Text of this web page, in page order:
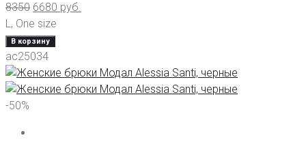
8350 6680 руб.
L, One size
В корзину
ас25034
-50%